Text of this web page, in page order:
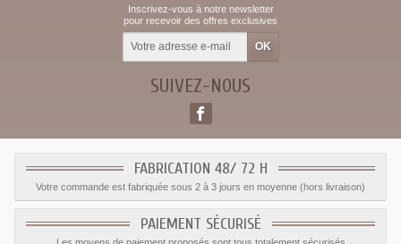
Inscrivez-vous à notre newsletter
pour recevoir des offres exclusives
SUIVEZ-NOUS
FABRICATION 48/ 72 H
Votre commande est fabriquée sous 2 à 3 jours en moyenne (hors livraison)
PAIEMENT SÉCURISÉ